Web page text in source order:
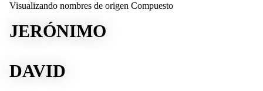
Visualizando nombres de origen Compuesto
JERÓNIMO
DAVID